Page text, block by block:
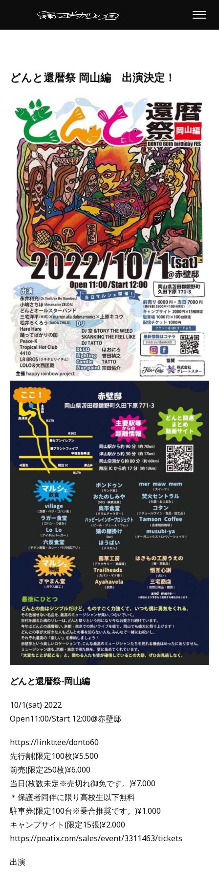
どんと還暦祭 岡山編 出演決定！
どんと還暦祭-岡山編
10/1(sat) 2022
Open11:00/Start 12:00@赤壁邸
https://linktr.ee/donto60
先行割(限定100枚)¥5.500
前売(限定250枚)¥6.000
当日(枚数未定※売切れ御免です。)¥7.000
＊保護者同伴に限り高校生以下無料
駐車券(限定100台※乗合推奨です。)¥1.000
キャンプサイト(限定15張)¥2.000
https://peatix.com/sales/event/3311463/tickets
出演